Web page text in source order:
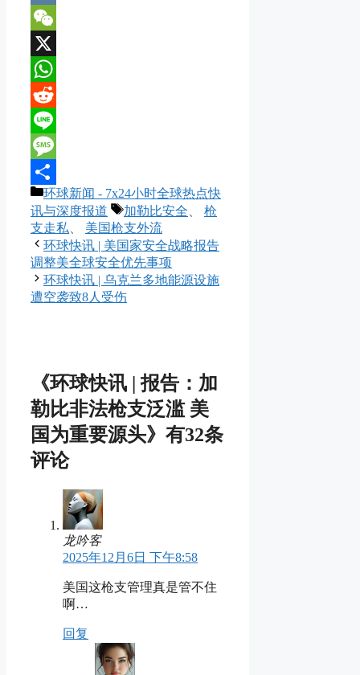
VK
WeChat
X
WhatsApp
Reddit
Line
Message
分
享
分
类
环球新闻 - 7x24小时全球热点快
讯与深度报道
标
签
加勒比安全
枪
支走私
美国枪支外流
环球快讯 | 美国家安全战略报告
调整美全球安全优先事项
环球快讯 | 乌克兰多地能源设施
遭空袭致8人受伤
《环球快讯 | 报告：加
勒比非法枪支泛滥 美
国为重要源头》有32条
评论
龙吟客
2025年12月6日 下午8:58
美国这枪支管理真是管不住
啊…
回复